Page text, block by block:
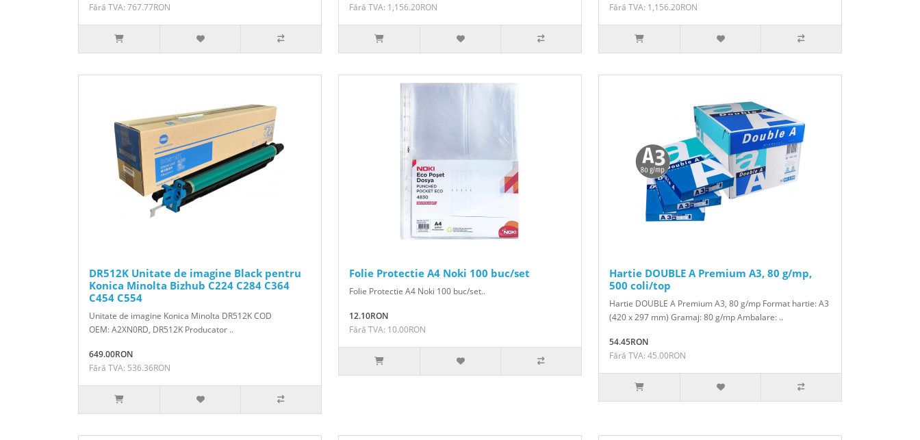
Fără TVA: 767.77RON
Fără TVA: 1,156.20RON
Fără TVA: 1,156.20RON
DR512K Unitate de imagine Black pentru
Konica Minolta Bizhub C224 C284 C364
C454 C554
Unitate de imagine Konica Minolta DR512K COD
OEM: A2XN0RD, DR512K Producator ..
649.00RON
Fără TVA: 536.36RON
Folie Protectie A4 Noki 100 buc/set
Folie Protectie A4 Noki 100 buc/set..
12.10RON
Fără TVA: 10.00RON
Hartie DOUBLE A Premium A3, 80 g/mp,
500 coli/top
Hartie DOUBLE A Premium A3, 80 g/mp Format hartie: A3
(420 x 297 mm) Gramaj: 80 g/mp Ambalare: ..
54.45RON
Fără TVA: 45.00RON